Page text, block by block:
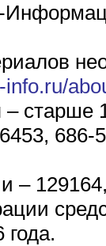
– старше
686-
–
года.